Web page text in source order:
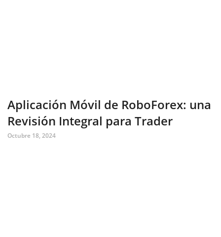
Aplicación Móvil de RoboForex: una
Revisión Integral para Trader
Octubre 18, 2024